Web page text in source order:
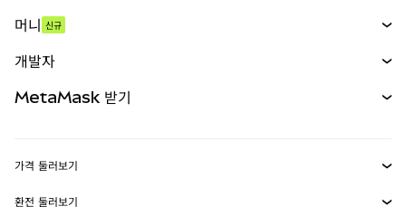
무기한 선물
실물자산
머니 신규
개발자
MetaMask Connect
MetaMask 받기
가격 둘러보기
이더리움 가격
환전 둘러보기